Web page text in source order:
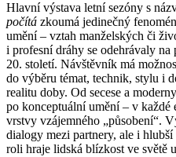
Hlavní výstava letní sezóny s
počítá zkoumá jedinečný
umění – vztah manželských či
i profesní dráhy se odehrávaly
20. století. Návštěvník má
do výběru témat, technik, stylu i
realitu doby. Od secese a
po konceptuální umění – v každé
vrstvy vzájemného „působení“.
dialogy mezi partnery, ale i
roli hraje lidská blízkost ve světě